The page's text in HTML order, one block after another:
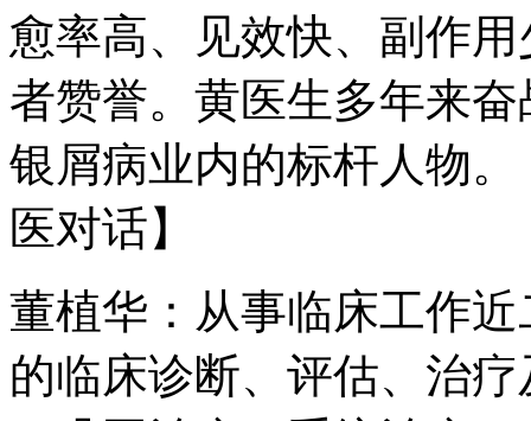
愈率高、见效快、副作
者赞誉。黄医生多年来
银屑病业内的标杆人物
医对话】
董植华：从事临床工作
的临床诊断、评估、治